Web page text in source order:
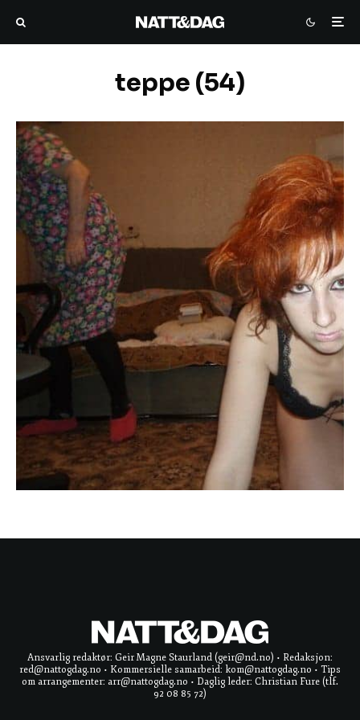
teppe (54)
Ansvarlig redaktør: Geir Magne Staurland (geir@nd.no) • Redaksjon:
red@nattogdag.no • Kommersielle samarbeid: kom@nattogdag.no • Tips
om arrangementer: arr@nattogdag.no • Daglig leder: Christian Fure (tlf.
92 08 85 72)